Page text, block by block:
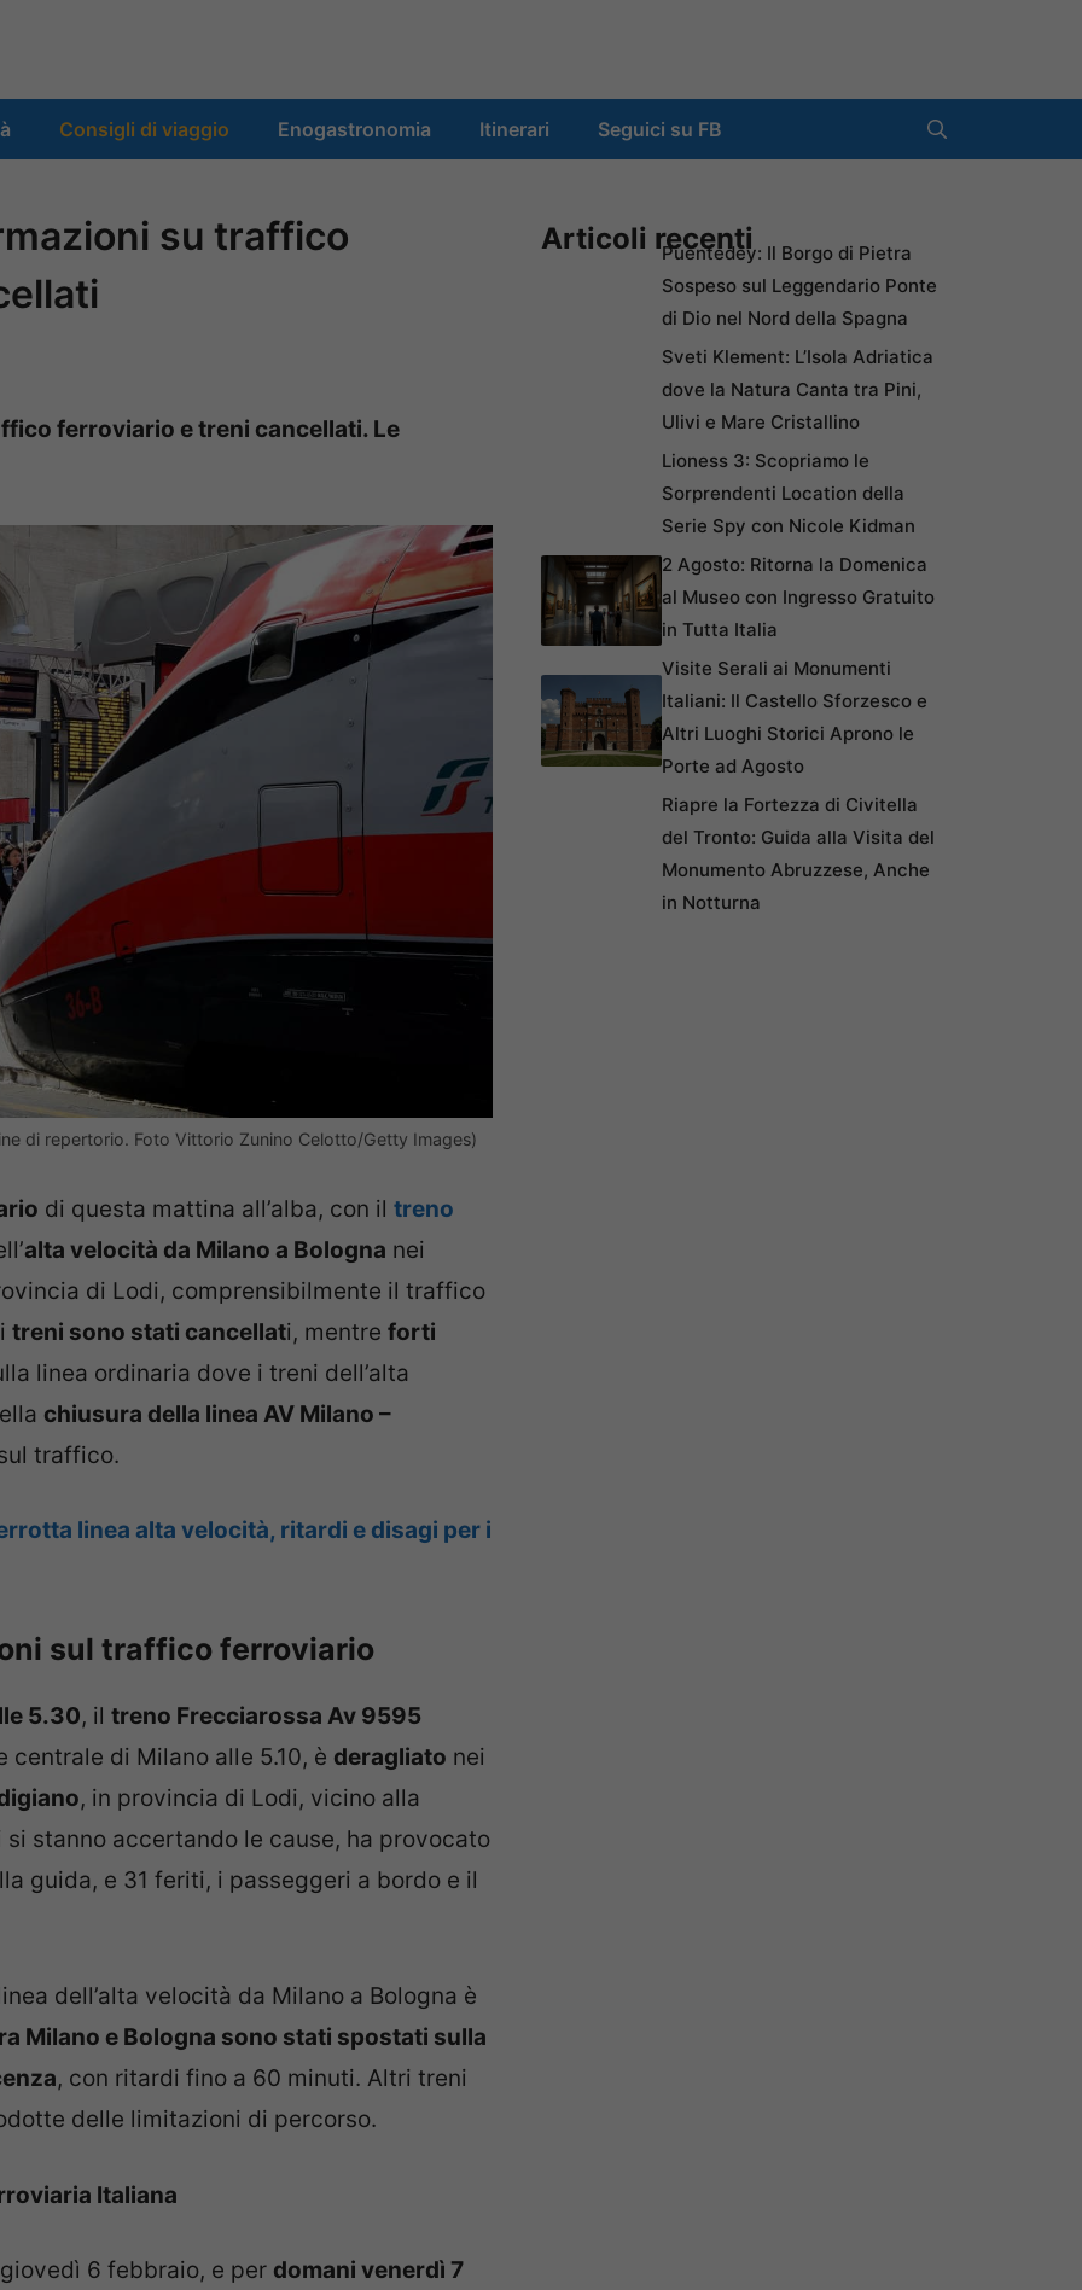
Consigli di viaggio Enogastronomia Itinerari Seguici su FB
su traffico
ferroviario e treni cancellati. Le
di repertorio. Foto Vittorio Zunino Celotto/Getty Images)
di questa mattina all’alba, con il treno
alta velocità da Milano a Bologna nei
di Lodi, comprensibilmente il traffico
treni sono stati cancellati, mentre forti
linea ordinaria dove i treni dell’alta
chiusura della linea AV Milano –
traffico.
linea alta velocità, ritardi e disagi per i
sul traffico ferroviario
5.30, il treno Frecciarossa Av 9595
centrale di Milano alle 5.10, è deragliato nei
, in provincia di Lodi, vicino alla
stanno accertando le cause, ha provocato
guida, e 31 feriti, i passeggeri a bordo e il
dell’alta velocità da Milano a Bologna è
Milano e Bologna sono stati spostati sulla
, con ritardi fino a 60 minuti. Altri treni
delle limitazioni di percorso.
Italiana
6 febbraio, e per domani venerdì 7
Articoli recentiPuentedey: Il Borgo di Pietra
Sospeso sul Leggendario Ponte
di Dio nel Nord della Spagna
Sveti Klement: L’Isola Adriatica
dove la Natura Canta tra Pini,
Ulivi e Mare Cristallino
Lioness 3: Scopriamo le
Sorprendenti Location della
Serie Spy con Nicole Kidman
2 Agosto: Ritorna la Domenica
al Museo con Ingresso Gratuito
in Tutta Italia
Visite Serali ai Monumenti
Italiani: Il Castello Sforzesco e
Altri Luoghi Storici Aprono le
Porte ad Agosto
Riapre la Fortezza di Civitella
del Tronto: Guida alla Visita del
Monumento Abruzzese, Anche
in Notturna